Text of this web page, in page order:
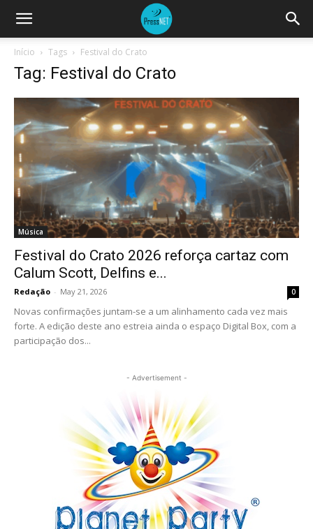
Início Tags Festival do Crato
Tag: Festival do Crato
Música
Festival do Crato 2026 reforça cartaz com
Calum Scott, Delfins e...
Redação - May 21, 2026 0
Novas confirmações juntam-se a um alinhamento cada vez mais
forte. A edição deste ano estreia ainda o espaço Digital Box, com a
participação dos...
- Advertisement -